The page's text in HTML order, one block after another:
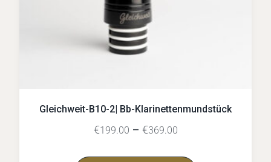
Gleichweit-B10-2| Bb-Klarinettenmundstück
€199.00 – €369.00